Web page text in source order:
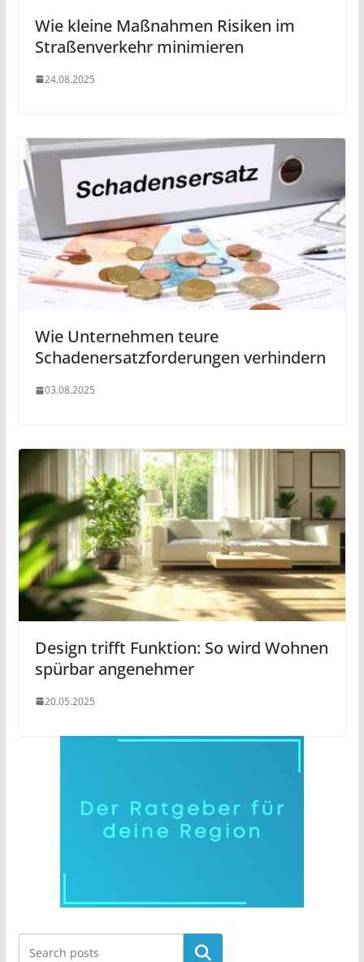
Wie kleine Maßnahmen Risiken im
Straßenverkehr minimieren
24.08.2025
Wie Unternehmen teure
Schadenersatzforderungen verhindern
03.08.2025
Design trifft Funktion: So wird Wohnen
spürbar angenehmer
20.05.2025